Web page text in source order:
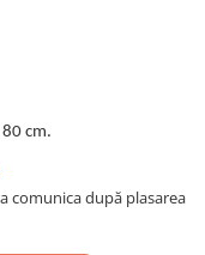
cm.
comunica după plasarea